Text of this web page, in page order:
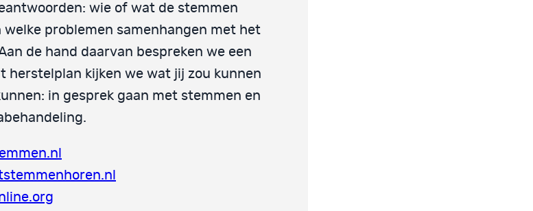
wie of wat de stemmen
welke problemen samenhangen met het
de hand daarvan bespreken we een
herstelplan kijken we wat jij zou kunnen
in gesprek gaan met stemmen en